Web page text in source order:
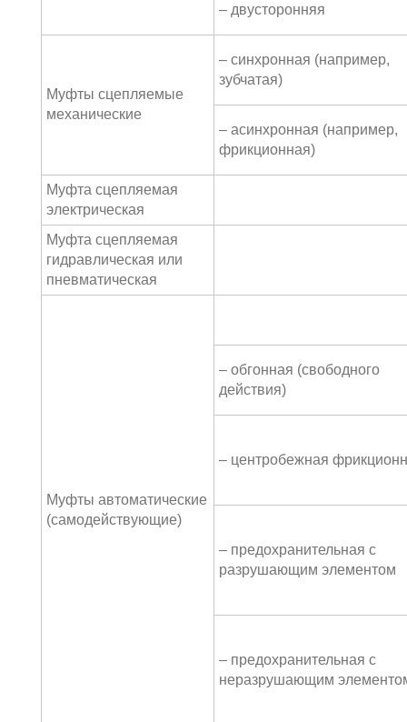
– двусторонняя
Муфты сцепляемые
механические
– синхронная (например,
зубчатая)
– асинхронная (например,
фрикционная)
Муфта сцепляемая
электрическая
Муфта сцепляемая
гидравлическая или
пневматическая
Муфты автоматические
(самодействующие)
– обгонная (свободного
действия)
– центробежная
– предохранительная с
разрушающим элементом
– предохранительная с
неразрушающим